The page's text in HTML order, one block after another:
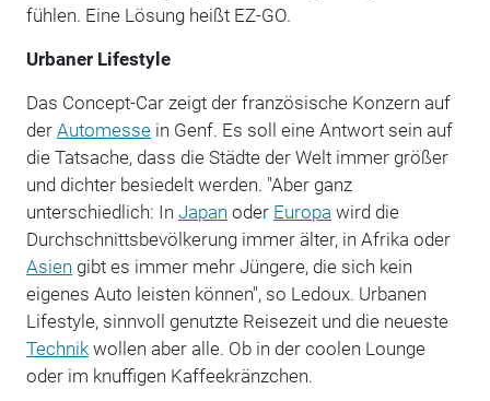
fühlen. Eine Lösung heißt EZ-GO.
Urbaner Lifestyle
Das Concept-Car zeigt der französische Konzern auf
der Automessein Genf. Es soll eine Antwort sein auf
die Tatsache, dass die Städte der Welt immer größer
und dichter besiedelt werden. "Aber ganz
unterschiedlich: In Japan oder Europa wird die
Durchschnittsbevölkerung immer älter, in Afrika oder
Asien gibt es immer mehr Jüngere, die sich kein
eigenes Auto leisten können", so Ledoux. Urbanen
Lifestyle, sinnvoll genutzte Reisezeit und die neueste
Technikwollen aber alle. Ob in der coolen Lounge
oder im knuffigen Kaffeekränzchen.